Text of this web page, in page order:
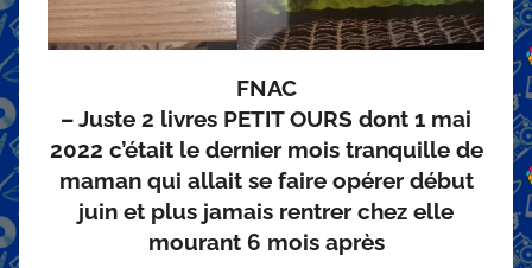
FNAC
– Juste 2 livres PETIT OURS dont 1 mai
2022 c’était le dernier mois tranquille de
maman qui allait se faire opérer début
juin et plus jamais rentrer chez elle
mourant 6 mois après